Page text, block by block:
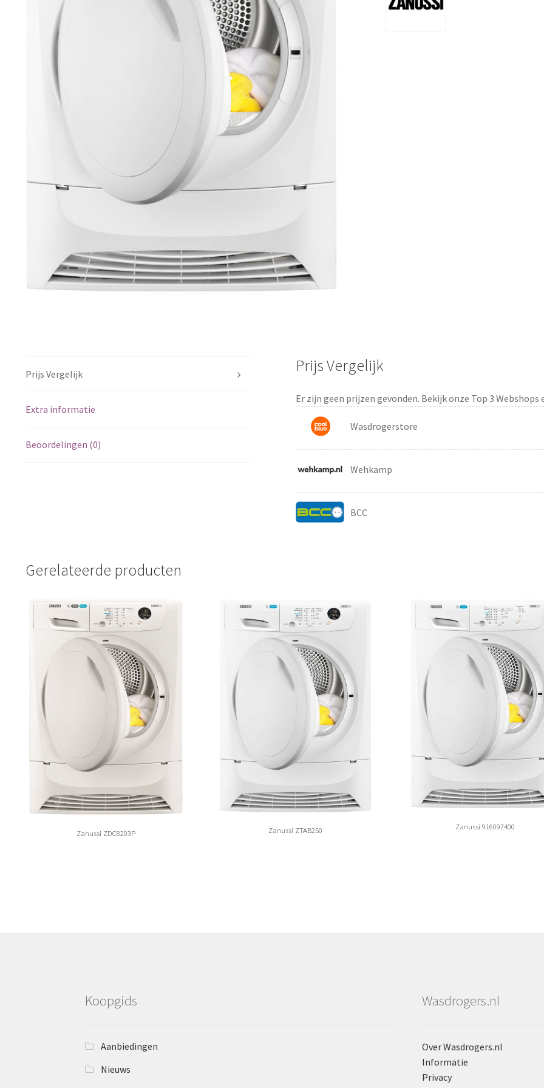
Prijs Vergelijk
Extra informatie
Beoordelingen (0)
Prijs Vergelijk
Er zijn geen prijzen gevonden. Bekijk onze Top 3 Webshops
Wasdrogerstore
Wehkamp
BCC
Gerelateerde producten
Zanussi ZDC8203P Zanussi ZTAB250 Zanussi 916097400
Koopgids
Aanbiedingen
Nieuws
Wasdrogers.nl
Over Wasdrogers.nl
Informatie
Privacy